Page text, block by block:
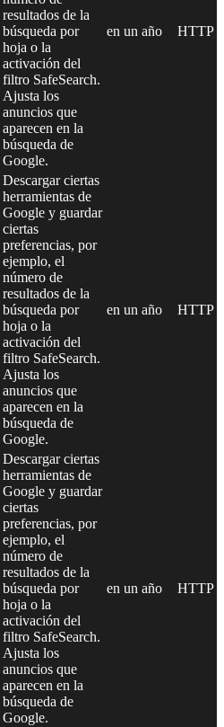
resultados de la
búsqueda por
hoja o la
activación del
filtro SafeSearch.
Ajusta los
anuncios que
aparecen en la
búsqueda de
Google.
en un año HTTP
Descargar ciertas
herramientas de
Google y guardar
ciertas
preferencias, por
ejemplo, el
número de
resultados de la
búsqueda por
hoja o la
activación del
filtro SafeSearch.
Ajusta los
anuncios que
aparecen en la
búsqueda de
Google.
en un año HTTP
Descargar ciertas
herramientas de
Google y guardar
ciertas
preferencias, por
ejemplo, el
número de
resultados de la
búsqueda por
hoja o la
activación del
filtro SafeSearch.
Ajusta los
anuncios que
aparecen en la
búsqueda de
Google.
en un año HTTP